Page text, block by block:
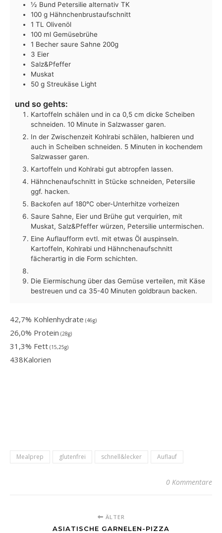
½ Bund Petersilie alternativ TK
100 g Hähnchenbrustaufschnitt
1 TL Olivenöl
100 ml Gemüsebrühe
1 Becher saure Sahne 200g
3 Eier
Salz&Pfeffer
Muskat
50 g Streukäse Light
und so gehts:
Kartoffeln schälen und in ca 0,5 cm dicke Scheiben
schneiden. 10 Minute in Salzwasser garen.
In der Zwischenzeit Kohlrabi schälen, halbieren und
auch in Scheiben schneiden. 5 Minuten in kochendem
Salzwasser garen.
Kartoffeln und Kohlrabi gut abtropfen lassen.
Hähnchenaufschnitt in Stücke schneiden, Petersilie
ggf. hacken.
Backofen auf 180°C ober-Unterhitze vorheizen
Saure Sahne, Eier und Brühe gut verquirlen, mit
Muskat, Salz&Pfeffer würzen, Petersilie untermischen.
Eine Auflaufform evtl. mit etwas Öl auspinseln.
Kartoffeln, Kohlrabi und Hähnchenaufschnitt
fächerartig in die Form schichten.
Die Eiermischung über das Gemüse verteilen, mit Käse
bestreuen und ca 35-40 Minuten goldbraun backen.
42,7% Kohlenhydrate (46g)
26,0% Protein (28g)
31,3% Fett (15,25g)
438Kalorien
Mealprep glutenfrei schnell&lecker Auflauf
0 Kommentare
ÄLTER
ASIATISCHE GARNELEN-PIZZA